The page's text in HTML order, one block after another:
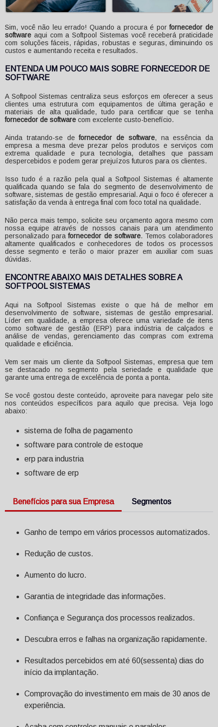
Sim, você não leu errado! Quando a procura é porfornecedor de
software aqui com a Softpool Sistemas você receberá praticidade
com soluções fáceis, rápidas, robustas e seguras, diminuindo os
custos e aumentando receita e resultados.
ENTENDA UM POUCO MAIS SOBRE FORNECEDOR DE
SOFTWARE
A Softpool Sistemas centraliza seus esforços em oferecer a seus
clientes uma estrutura com equipamentos de última geração e
materiais de alta qualidade, tudo para certificar que se tenha
fornecedor de software com excelente custo-benefício.
Ainda tratando-se defornecedor de software, na essência da
empresa a mesma deve prezar pelos produtos e serviços com
extrema qualidade e pura tecnologia, detalhes que passam
despercebidos e podem gerar prejuízos futuros para os clientes.
Isso tudo é a razão pela qual a Softpool Sistemas é altamente
qualificada quando se fala do segmento de desenvolvimento de
software, sistemas de gestão empresarial. Aqui o foco é oferecer a
satisfação da venda à entrega final com foco total na qualidade.
Não perca mais tempo, solicite seu orçamento agora mesmo com
nossa equipe através de nossos canais para um atendimento
personalizado parafornecedor de software. Temos colaboradores
altamente qualificados e conhecedores de todos os processos
desse segmento e terão o maior prazer em auxiliar com suas
dúvidas.
ENCONTRE ABAIXO MAIS DETALHES SOBRE A
SOFTPOOL SISTEMAS
Aqui na Softpool Sistemas existe o que há de melhor em
desenvolvimento de software, sistemas de gestão empresarial.
Líder em qualidade, a empresa oferece uma variedade de itens
como software de gestão (ERP) para indústria de calçados e
análise de vendas, gerenciamento das compras com extrema
qualidade e eficiência.
Vem ser mais um cliente da Softpool Sistemas, empresa que tem
se destacado no segmento pela seriedade e qualidade que
garante uma entrega de excelência de ponta a ponta.
Se você gostou deste conteúdo, aproveite para navegar pelo site
nos conteúdos específicos para aquilo que precisa. Veja logo
abaixo:
sistema de folha de pagamento
software para controle de estoque
erp para industria
software de erp
Benefícios para sua Empresa Segmentos
Ganho de tempo em vários processos automatizados.
Redução de custos.
Aumento do lucro.
Garantia de integridade das informações.
Confiança e Segurança dos processos realizados.
Descubra erros e falhas na organização rapidamente.
Resultados percebidos em até 60(sessenta) dias do
início da implantação.
Comprovação do investimento em mais de 30 anos de
experiência.